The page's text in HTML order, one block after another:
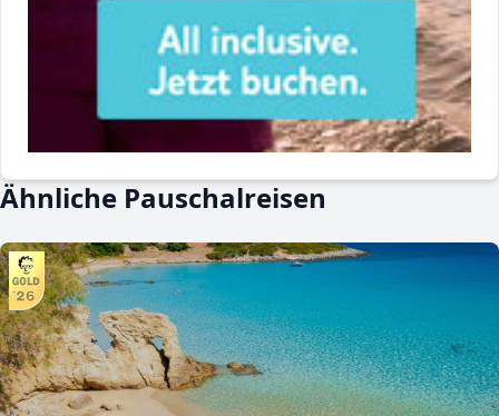
Ähnliche Pauschalreisen